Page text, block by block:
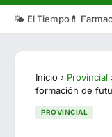
🌤️ El Tiempo 💊
Inicio › Provincial
formación de
PROVINCIAL